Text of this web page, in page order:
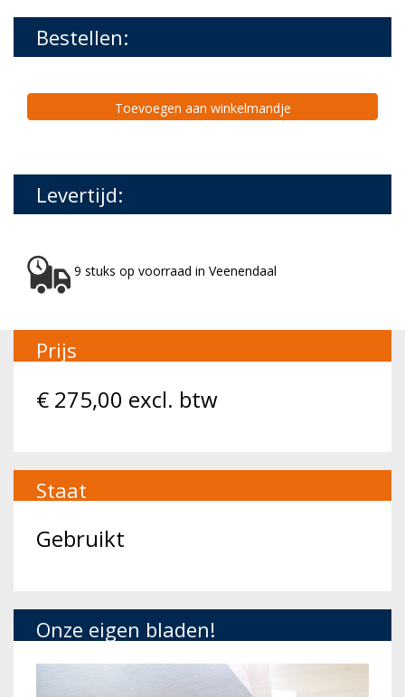
Bestellen:
Toevoegen aan winkelmandje
Levertijd:
9 stuks op voorraad in Veenendaal
Prijs
€ 275,00 excl. btw
Staat
Gebruikt
Onze eigen bladen!